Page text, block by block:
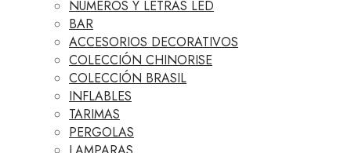
NÚMEROS Y LETRAS LED
BAR
ACCESORIOS DECORATIVOS
COLECCIÓN CHINORISE
COLECCIÓN BRASIL
INFLABLES
TARIMAS
PERGOLAS